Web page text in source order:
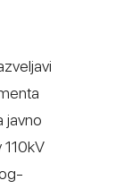
javno